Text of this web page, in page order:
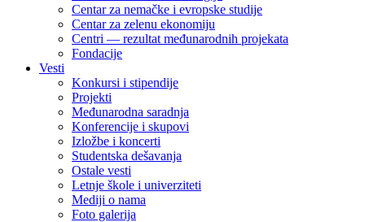
Centar za nemačke i evropske studije
Centar za zelenu ekonomiju
Centri — rezultat međunarodnih projekata
Fondacije
Vesti
Konkursi i stipendije
Projekti
Međunarodna saradnja
Konferencije i skupovi
Izložbe i koncerti
Studentska dešavanja
Ostale vesti
Letnje škole i univerziteti
Mediji o nama
Foto galerija